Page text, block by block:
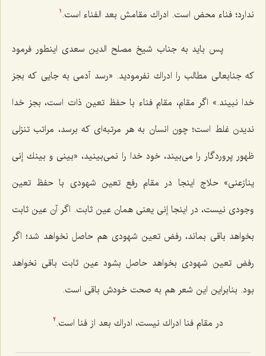
ندارد؛ فناء محض است. ادراك مقامش بعد الفناء است. 1
پس باید به جناب شیخ مصلح الدین سعدى اینطور فرمود
كه جنابعالى مطالب را ادراك نفرمودید. «رسد آدمى به جایى كه بجز
خدا نبیند.» اگر مقام، مقام فناء با حفظ تعین ذات است، بجز خدا
ندیدن غلط است؛ چون انسان به هر مرتبه‌اى كه برسد، مراتب تنزلى
ظهور پروردگار را مى‌بیند، خود خدا را نمى‌بینید، «بینى و بینك إنى
ینازعنى» حلاج اینجا در مقام رفع تعین شهودى با حفظ تعین
وجودى نیست، در اینجا إنى یعنى همان عین ثابت. اگر آن عین ثابت
بخواهد باقى بماند، رفض تعین شهودى هم حاصل نخواهد شد؛ اگر
رفض تعین شهودى بخواهد حاصل بشود عین ثابت باقى نخواهد
بود. بنابراین این شعر هم به صحت خودش باقى است.
در مقام فنا ادراك نیست، ادراك بعد از فنا است.2